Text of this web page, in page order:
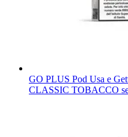
GO PLUS Pod Usa e
CLASSIC TOBACCO